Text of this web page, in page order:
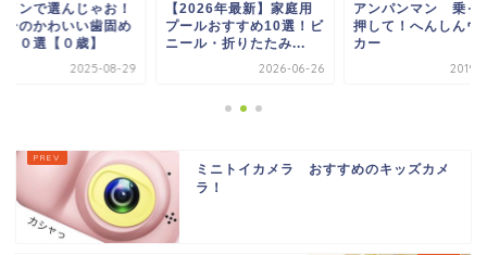
年最新】家庭用
ルおすすめ10選！ビ
ル・折りたたみ...
2026-06-26
アンパンマン 乗って！
押して！へんしんウォー
カー
2019-07-24
デザインで選んじゃ
ベビーのかわいい歯
人気１０選【０歳】
2025-
ミニトイカメラ おすすめのキッズカメ
ラ！